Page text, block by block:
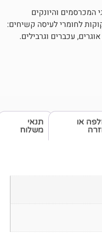
קשיחים:
תנאי
משלוח